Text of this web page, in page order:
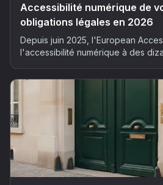
Accessibilité numérique de
obligations légales en 2026
Depuis juin 2025, l'European
l'accessibilité numérique à des
et comment mettre son site en